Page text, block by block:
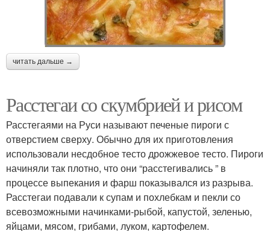
читать дальше →
Расстегаи со скумбрией и рисом
Расстегаями на Руси называют печеные пироги с
отверстием сверху. Обычно для их приготовления
использовали несдобное тесто дрожжевое тесто. Пироги
начиняли так плотно, что они “расстегивались ” в
процессе выпекания и фарш показывался из разрыва.
Расстегаи подавали к супам и похлебкам и пекли со
всевозможными начинками-рыбой, капустой, зеленью,
яйцами, мясом, грибами, луком, картофелем.